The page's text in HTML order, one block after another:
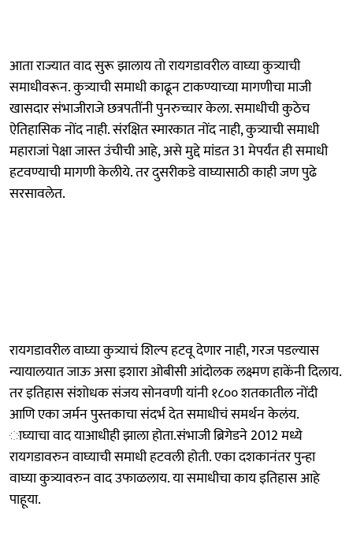
आता राज्यात वाद सुरू झालाय तो रायगडावरील वाघ्या कुत्र्याची
समाधीवरून. कुत्र्याची समाधी काढून टाकण्याच्या मागणीचा माजी
खासदार संभाजीराजे छत्रपतींनी पुनरुच्चार केला. समाधीची कुठेच
ऐतिहासिक नोंद नाही. संरक्षित स्मारकात नोंद नाही, कुत्र्याची समाधी
महाराजां पेक्षा जास्त उंचीची आहे, असे मुद्दे मांडत 31 मेपर्यंत ही समाधी
हटवण्याची मागणी केलीये. तर दुसरीकडे वाघ्यासाठी काही जण पुढे
सरसावलेत.
रायगडावरील वाघ्या कुत्र्याचं शिल्प हटवू देणार नाही, गरज पडल्यास
न्यायालयात जाऊ असा इशारा ओबीसी आंदोलक लक्ष्मण हाकेंनी दिलाय.
तर इतिहास संशोधक संजय सोनवणी यांनी १८०० शतकातील नोंदी
आणि एका जर्मन पुस्तकाचा संदर्भ देत समाधीचं समर्थन केलंय.
ाघ्याचा वाद याआधीही झाला होता.संभाजी ब्रिगेडने 2012 मध्ये
रायगडावरुन वाघ्याची समाधी हटवली होती. एका दशकानंतर पुन्हा
वाघ्या कुत्र्यावरुन वाद उफाळलाय. या समाधीचा काय इतिहास आहे
पाहूया.